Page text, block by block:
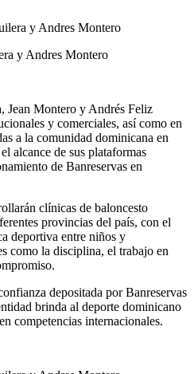
y Andres Montero
Jean Montero y Andrés Feliz
y comerciales, así como en
a la comunidad dominicana en
alcance de sus plataformas
de Banreservas en
clínicas de baloncesto
provincias del país, con el
deportiva entre niños y
como la disciplina, el trabajo en
depositada por Banreservas
brinda al deporte dominicano
competencias internacionales.